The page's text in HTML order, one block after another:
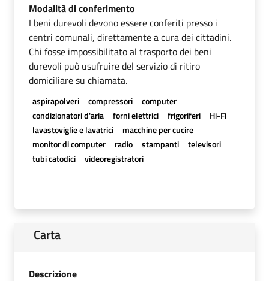
Modalità di conferimento
I beni durevoli devono essere conferiti presso i
centri comunali, direttamente a cura dei cittadini.
Chi fosse impossibilitato al trasporto dei beni
durevoli può usufruire del servizio di ritiro
domiciliare su chiamata.
aspirapolveri compressori
computer
condizionatori d'aria
forni elettrici frigoriferi
Hi-Fi
lavastoviglie e lavatrici
macchine per cucire
monitor di computer
radio stampanti
televisori
tubi catodici
videoregistratori
Carta
Descrizione